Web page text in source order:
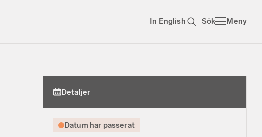
In English Sök Meny
Detaljer
Datum har passerat